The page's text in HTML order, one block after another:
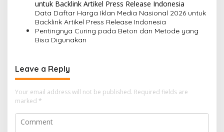
Data Daftar Harga Iklan Media Nasional 2026 untuk
Backlink Artikel Press Release Indonesia
Pentingnya Curing pada Beton dan Metode yang
Bisa Digunakan
Leave a Reply
Your email address will not be published. Required fields are
marked *